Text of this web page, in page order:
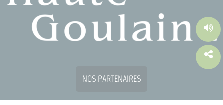
NOS PARTENAIRES